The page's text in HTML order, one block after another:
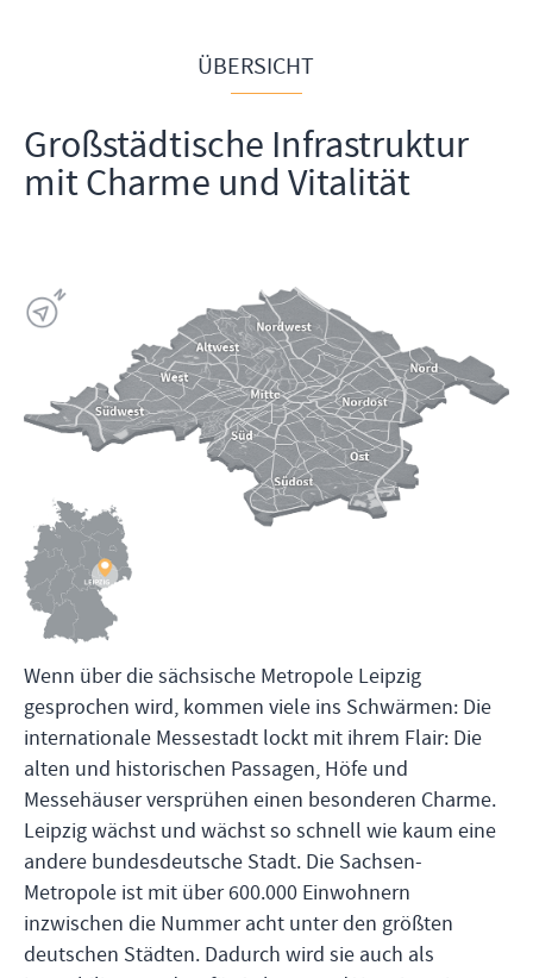
ÜBERSICHT
Großstädtische Infrastruktur
mit Charme und Vitalität
Wenn über die sächsische Metropole Leipzig
gesprochen wird, kommen viele ins Schwärmen: Die
internationale Messestadt lockt mit ihrem Flair: Die
alten und historischen Passagen, Höfe und
Messehäuser versprühen einen besonderen Charme.
Leipzig wächst und wächst so schnell wie kaum eine
andere bundesdeutsche Stadt. Die Sachsen-
Metropole ist mit über 600.000 Einwohnern
inzwischen die Nummer acht unter den größten
deutschen Städten. Dadurch wird sie auch als